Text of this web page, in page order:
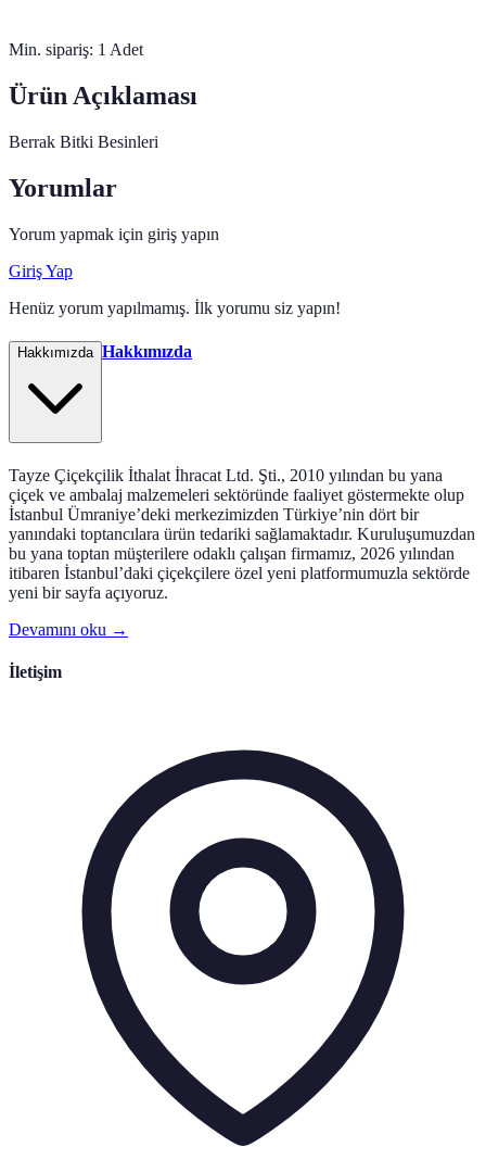
Min. sipariş: 1 Adet
Ürün Açıklaması
Berrak Bitki Besinleri
Yorumlar
Yorum yapmak için giriş yapın
Giriş Yap
Henüz yorum yapılmamış. İlk yorumu siz yapın!
Hakkımızda Hakkımızda
Tayze Çiçekçilik İthalat İhracat Ltd. Şti., 2010 yılından bu yana
çiçek ve ambalaj malzemeleri sektöründe faaliyet göstermekte olup
İstanbul Ümraniye’deki merkezimizden Türkiye’nin dört bir
yanındaki toptancılara ürün tedariki sağlamaktadır. Kuruluşumuzdan
bu yana toptan müşterilere odaklı çalışan firmamız, 2026 yılından
itibaren İstanbul’daki çiçekçilere özel yeni platformumuzla sektörde
yeni bir sayfa açıyoruz.
Devamını oku →
İletişim